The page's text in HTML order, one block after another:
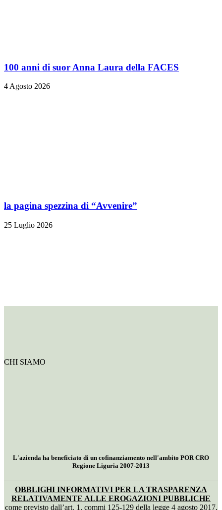
100 anni di suor Anna Laura della FACES
4 Agosto 2026
la pagina spezzina di “Avvenire”
25 Luglio 2026
CHI SIAMO
L'azienda ha beneficiato di un cofinanziamento nell'ambito POR CRO
Regione Liguria 2007-2013
OBBLIGHI INFORMATIVI PER LA TRASPARENZA
RELATIVAMENTE ALLE EROGAZIONI PUBBLICHE
come previsto dall’art. 1, commi 125-129 della legge 4 agosto 2017,